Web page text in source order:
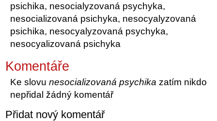
psichika, nesocialyzovaná psychyka,
nesocializovaná psichyka, nesocyalyzovaná
psichika, nesocyalyzovaná psychyka,
nesocyalizovaná psichyka
Komentáře
Ke slovunesocializovaná psychika zatím nikdo
nepřidal žádný komentář
Přidat nový komentář